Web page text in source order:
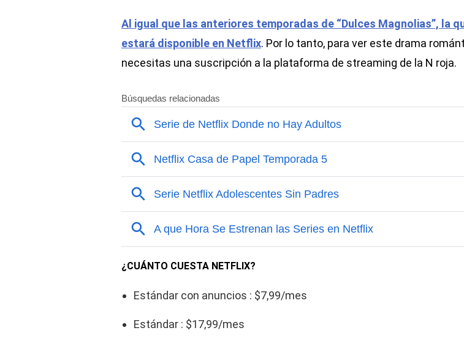
Al igual que las anteriores temporadas de “Dulces Magnolias”, la
estará disponible en Netflix. Por lo tanto, para ver este drama
necesitas una suscripción a la plataforma de streaming de la N roja.
¿CUÁNTO CUESTA NETFLIX?
Estándar con anuncios : $7,99/mes
Estándar : $17,99/mes